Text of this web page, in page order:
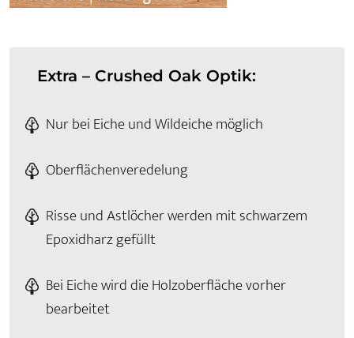
Extra – Crushed Oak Optik:
Nur bei Eiche und Wildeiche möglich
Oberflächenveredelung
Risse und Astlöcher werden mit schwarzem
Epoxidharz gefüllt
Bei Eiche wird die Holzoberfläche vorher
bearbeitet